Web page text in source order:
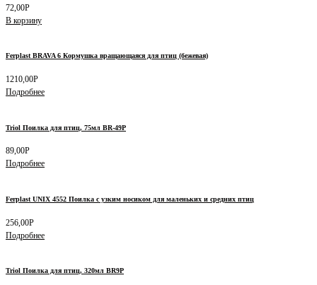
72,00Р
В корзину
Ferplast BRAVA 6 Кормушка вращающаяся для птиц (бежевая)
1210,00Р
Подробнее
Triol Поилка для птиц, 75мл BR-49P
89,00Р
Подробнее
Ferplast UNIX 4552 Поилка с узким носиком для маленьких и средних птиц
256,00Р
Подробнее
Triol Поилка для птиц, 320мл BR9P